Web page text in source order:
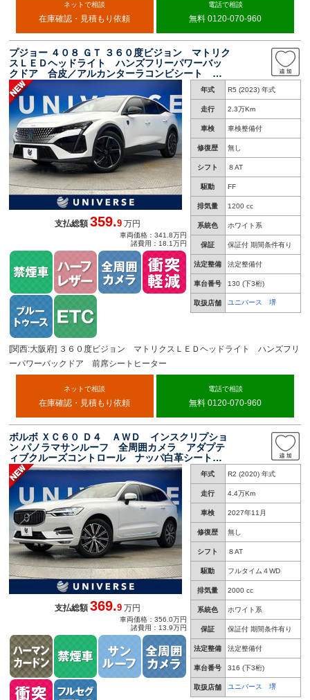
ネットで相談
在庫確認・見積もり依頼
電話で相談
無料 0120-070-960
プジョー ４０８ ＧＴ ３６０度ビジョン マトリク
スＬＥＤヘッドライト ハンズフリーパワーバッ
クドア 合皮／アルカンターラコンビシート 運
転席パワーシート 前席シートヒーター レーダ
ークルーズコントロール ワンオーナー 禁煙
年式 R5 (2023) 年式
走行 2.3万Km
車検 車検整備付
修復歴 無し
シフト ８AT
駆動 FF
排気量 1200 cc
系統色 ホワイト系
保証 保証付 期間条件有り
法定整備 法定整備付
車台番号 130 (下3桁)
取扱店舗 ユニバース 堺
支払総額359.9 万円
車両価格：341.8万円
諸費用：18.1万円
[関西:大阪府] ３６０度ビジョン マトリクスＬＥＤヘッドライト ハンズフリ
ーパワーバックドア 前席シートヒーター
ネットで相談
在庫確認・見積もり依頼
電話で相談
無料 0120-070-960
ボルボ ＸＣ６０ Ｄ４ ＡＷＤ インスクリプショ
ン パノラマサンルーフ 全周囲カメラ アダプテ
ィブクルーズコントロール ナッパ白革シート
前席パワーシート・ベンチレーション 全席シー
トヒーター ヘッドアップディスプレイ ハーマ
ンカードン 電動リアゲート
年式 R2 (2020) 年式
走行 4.4万Km
車検 2027年11月
修復歴 無し
シフト ８AT
駆動 フルタイム４WD
排気量 2000 cc
系統色 ホワイト系
保証 保証付 期間条件有り
法定整備 法定整備付
車台番号 316 (下3桁)
取扱店舗 ユニバース 堺
支払総額369.9 万円
車両価格：356.0万円
諸費用：13.9万円